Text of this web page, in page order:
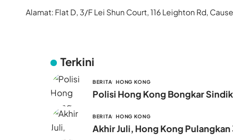
Alamat: Flat D, 3/F Lei Shun Court, 116 Leighton Rd,
Terkini
BERITA HONG KONG
Polisi Hong Kong Bongkar
BERITA HONG KONG
Akhir Juli, Hong Kong Pulangkan